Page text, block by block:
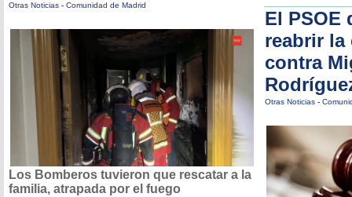
Otras Noticias - Comunidad de Madrid
Los Bomberos tuvieron que rescatar a la
familia, atrapada por el fuego
El PSOE
reabrir la
contra
Otras Noticias -